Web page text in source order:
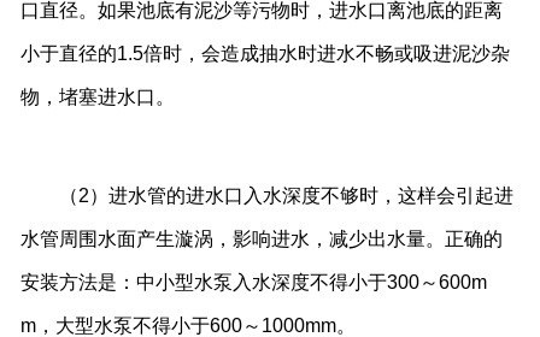
口直径。如果池底有泥沙等污物时，进水口离池底的距离
小于直径的1.5倍时，会造成抽水时进水不畅或吸进泥沙杂
物，堵塞进水口。
（2）进水管的进水口入水深度不够时，这样会引起进
水管周围水面产生漩涡，影响进水，减少出水量。正确的
安装方法是：中小型水泵入水深度不得小于300～600m
m，大型水泵不得小于600～1000mm。